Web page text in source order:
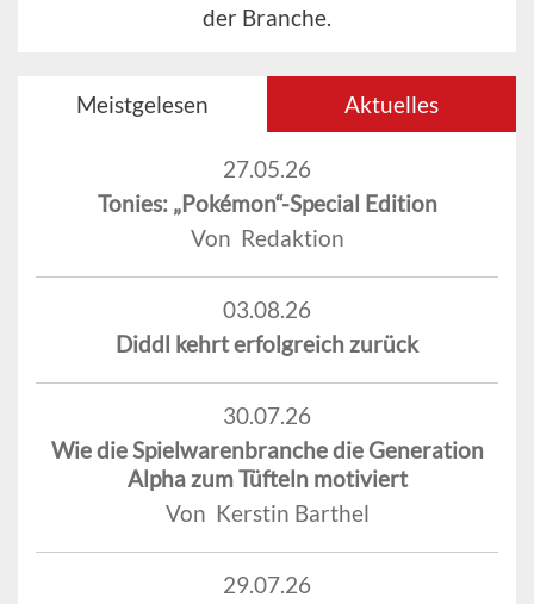
der Branche.
Meistgelesen Aktuelles
27.05.26
Tonies: „Pokémon“-Special Edition
Von Redaktion
03.08.26
Diddl kehrt erfolgreich zurück
30.07.26
Wie die Spielwarenbranche die Generation
Alpha zum Tüfteln motiviert
Von Kerstin Barthel
29.07.26